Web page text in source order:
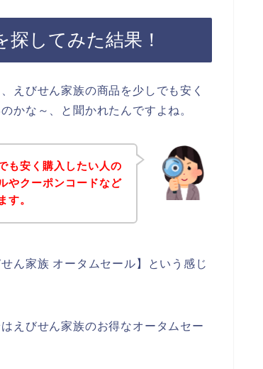
してみた結果！
えびせん家族の商品を少しでも安く
かな～、と聞かれたんですよね。
も安く購入したい人の
やクーポンコードなど
す。
ん家族 オータムセール】という感じ
えびせん家族のお得なオータムセー